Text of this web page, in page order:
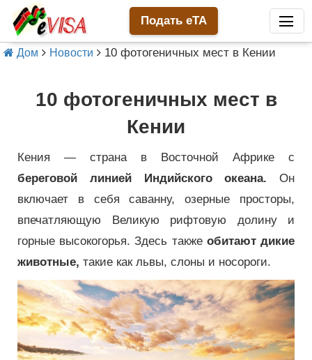
Подать eTA
Дом Новости 10 фотогеничных мест в Кении
10 фотогеничных мест в
Кении
Кения — страна в Восточной Африке с
береговой линией Индийского океана. Он
включает в себя саванну, озерные просторы,
впечатляющую Великую рифтовую долину и
горные высокогорья.Здесь также обитают дикие
животные, такие как львы, слоны и носороги.